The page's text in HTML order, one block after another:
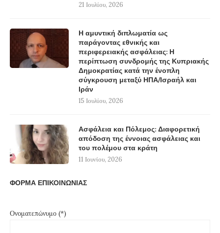
21 Ιουλίου, 2026
Η αμυντική διπλωματία ως
παράγοντας εθνικής και
περιφερειακής ασφάλειας: Η
περίπτωση συνδρομής της Κυπριακής
Δημοκρατίας κατά την ένοπλη
σύγκρουση μεταξύ ΗΠΑ/Ισραήλ και
Ιράν
15 Ιουλίου, 2026
Ασφάλεια και Πόλεμος: Διαφορετική
απόδοση της έννοιας ασφάλειας και
του πολέμου στα κράτη
11 Ιουνίου, 2026
ΦΟΡΜΑ ΕΠΙΚΟΙΝΩΝΙΑΣ
Ονοματεπώνυμο (*)